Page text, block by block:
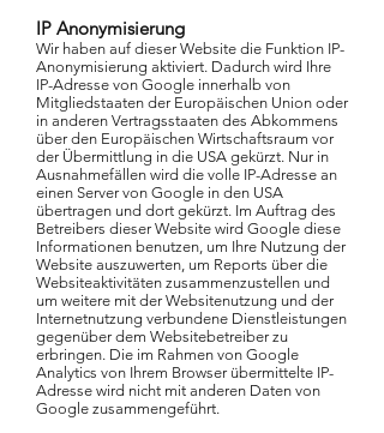
IP Anonymisierung
Wir haben auf dieser Website die Funktion IP-
Anonymisierung aktiviert. Dadurch wird Ihre
IP-Adresse von Google innerhalb von
Mitgliedstaaten der Europäischen Union oder
in anderen Vertragsstaaten des Abkommens
über den Europäischen Wirtschaftsraum vor
der Übermittlung in die USA gekürzt. Nur in
Ausnahmefällen wird die volle IP-Adresse an
einen Server von Google in den USA
übertragen und dort gekürzt. Im Auftrag des
Betreibers dieser Website wird Google diese
Informationen benutzen, um Ihre Nutzung der
Website auszuwerten, um Reports über die
Websiteaktivitäten zusammenzustellen und
um weitere mit der Websitenutzung und der
Internetnutzung verbundene Dienstleistungen
gegenüber dem Websitebetreiber zu
erbringen. Die im Rahmen von Google
Analytics von Ihrem Browser übermittelte IP-
Adresse wird nicht mit anderen Daten von
Google zusammengeführt.